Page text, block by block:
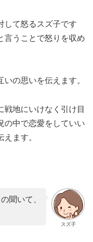
して怒るスズ子です
言うことで怒りを収め
の思いを伝えます。
戦地にいけなく引け目
の中で恋愛をしていい
ます。
スズ子
聞いて、